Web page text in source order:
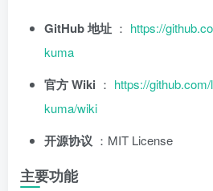
GitHub 地址 ： https://
kuma
官方 Wiki ： https://
kuma/wiki
开源协议 ：MIT License
主要功能